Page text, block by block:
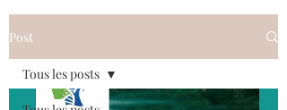
Post
Tous les posts